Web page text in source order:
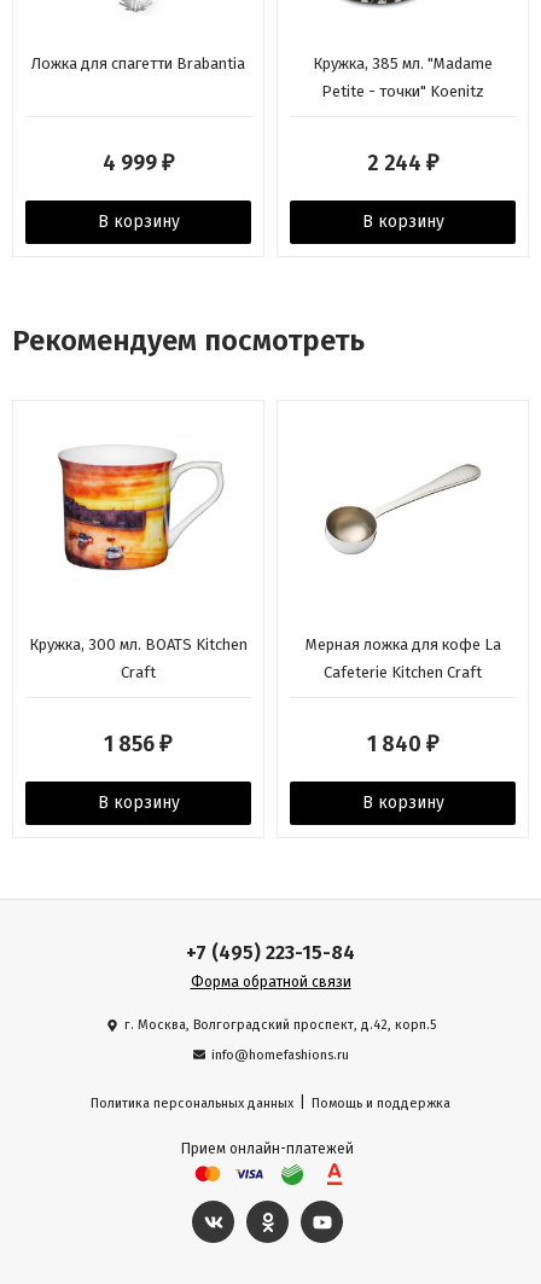
Ложка для спагетти Brabantia
4 999 ₽
В корзину
Кружка, 385 мл. "Madame
Petite - точки" Koenitz
2 244 ₽
В корзину
Рекомендуем посмотреть
Кружка, 300 мл. BOATS Kitchen
Craft
1 856 ₽
В корзину
Мерная ложка для кофе La
Cafeterie Kitchen Craft
1 840 ₽
В корзину
+7 (495) 223-15-84
Форма обратной связи
г. Москва, Волгоградский проспект, д.42, корп.5
info@homefashions.ru
Политика персональных данных Помощь и поддержка
Прием онлайн-платежей